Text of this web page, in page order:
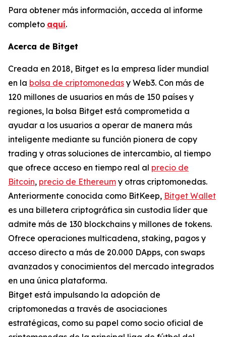
Para obtener más información, acceda al informe
completo aquí.
Acerca de Bitget
Creada en 2018, Bitget es la empresa líder mundial
en la bolsa de criptomonedas y Web3. Con más de
120 millones de usuarios en más de 150 países y
regiones, la bolsa Bitget está comprometida a
ayudar a los usuarios a operar de manera más
inteligente mediante su función pionera de copy
trading y otras soluciones de intercambio, al tiempo
que ofrece acceso en tiempo real al precio de
Bitcoin, precio de Ethereum y otras criptomonedas.
Anteriormente conocida como BitKeep, Bitget Wallet
es una billetera criptográfica sin custodia líder que
admite más de 130 blockchains y millones de tokens.
Ofrece operaciones multicadena, staking, pagos y
acceso directo a más de 20.000 DApps, con swaps
avanzados y conocimientos del mercado integrados
en una única plataforma.
Bitget está impulsando la adopción de
criptomonedas a través de asociaciones
estratégicas, como su papel como socio oficial de